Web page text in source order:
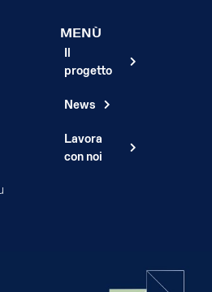
MENÙ
progetto
News
Lavora
con noi